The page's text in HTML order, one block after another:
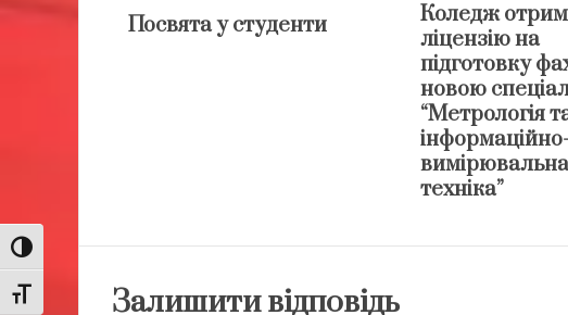
Toggle High Contrast
Toggle Font size
Посвята у студенти
Коледж
ліцензію на
підготовку
новою
“Метрологія
інформаційно-
вимірювальна
техніка”
Залишити відповідь